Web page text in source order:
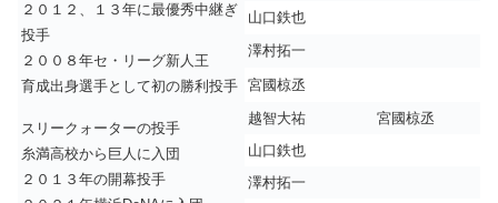
２０１２、１３年に最優秀中継ぎ
投手
２００８年セ・リーグ新人王
育成出身選手として初の勝利投手
山口鉄也
澤村拓一
宮國椋丞
スリークォーターの投手
糸満高校から巨人に入団
２０１３年の開幕投手
越智大祐
宮國椋丞
山口鉄也
澤村拓一